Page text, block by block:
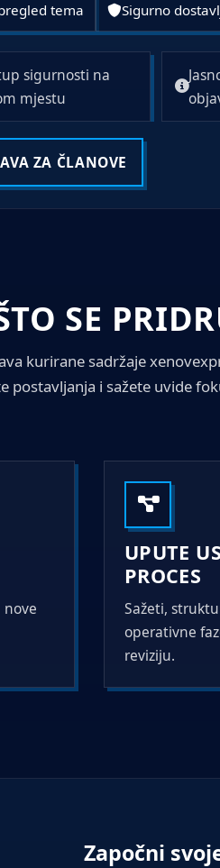
tema Sigurno
sigurnosti na
mjestu
ZA ČLANOVE
SE
kurirane sadržaje
postavljanja i sažete uvide
nove
UPUTE
PROCES
Sažeti,
operativne
reviziju.
Započni